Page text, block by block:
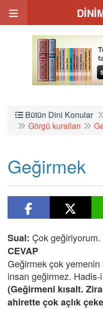
Bütün Dini Konular
Görgü kuralları
Geğirmek
Sual: Çok geğiriyorum.
CEVAP
Geğirmek çok yemenin
insan geğirmez.
(Geğirmeni kısalt.
ahirette çok açlık